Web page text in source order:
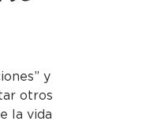
y
otros
la vida